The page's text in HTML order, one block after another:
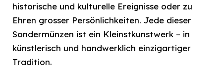
historische und kulturelle Ereignisse oder zu
Ehren grosser Persönlichkeiten. Jede dieser
Sondermünzen ist ein Kleinstkunstwerk – in
künstlerisch und handwerklich einzigartiger
Tradition.